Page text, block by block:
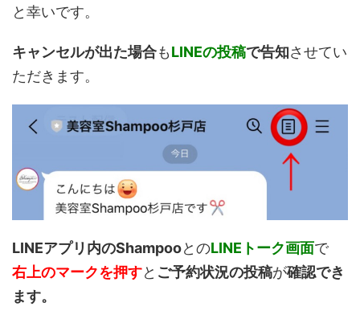
と幸いです。
キャンセルが出た場合もLINEの投稿で告知させてい
ただきます。
LINEアプリ内のShampooとのLINEトーク画面で
右上のマークを押すと ご予約状況の投稿が確認でき
ます。